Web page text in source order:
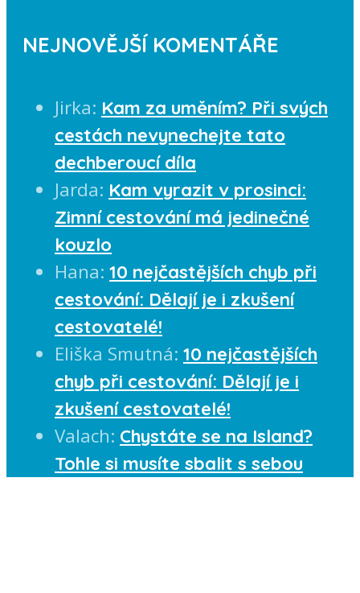
NEJNOVĚJŠÍ KOMENTÁŘE
Jirka: Kam za uměním? Při svých
cestách nevynechejte tato
dechberoucí díla
Jarda: Kam vyrazit v prosinci:
Zimní cestování má jedinečné
kouzlo
Hana: 10 nejčastějších chyb při
cestování: Dělají je i zkušení
cestovatelé!
Eliška Smutná: 10 nejčastějších
chyb při cestování: Dělají je i
zkušení cestovatelé!
Valach: Chystáte se na Island?
Tohle si musíte sbalit s sebou